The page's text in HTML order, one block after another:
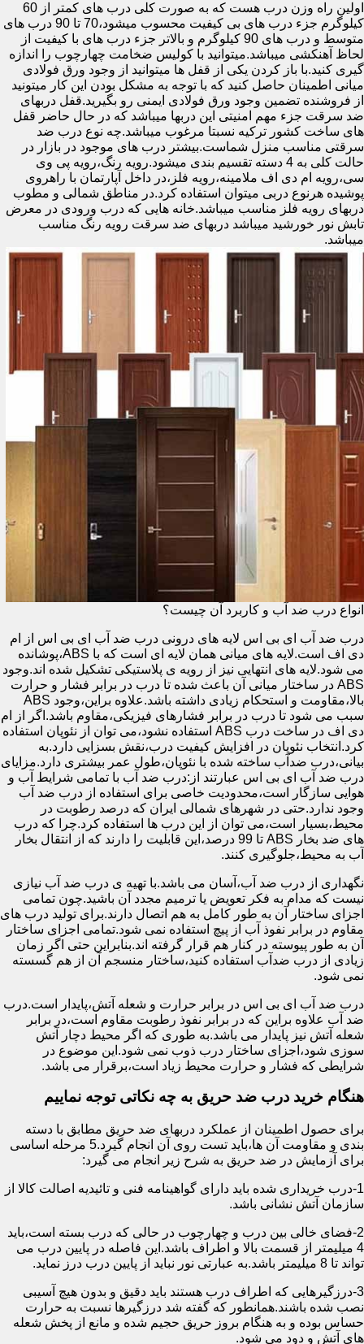
اولین راه وزن درب هست که به صورت کلی درب های کمتر از 60
کیلوگرم جزء درب های بی کیفیت محسوب میشود،70 تا 90 درب های
متوسط و درب های 90 کیلوگرم و بالاتر جزء درب های با کیفیت از
لحاظ آهنکشی میباشد.میتوانید با کولیس ضخامت چهارچوب را اندازه
گیری کنید.با باز کردن یکی از قفل ها میتوانید از وجود ورق فولادی
میانی اطمینان حاصل کنید که با توجه به مشکل بودن این کار میتونید
از فروشنده تضمین وجود ورق فولادی ایمنی رو بگیرید.قفل دربهای
ضد سرقت جزء مهم امنیتی این دربها میباشد که در حال حاضر قفل
های ساخت کشور ترکیه نسبتا مرغوب میباشد.چه نوع درب ضد
سرقتی مناسب منزل شماست.بیشتر درب های موجود در بازار در
حالت کلی به 4 دسته تقسیم بندی میشود.رویه رنگ،رویه پی وی
سی،رویه ام دی اف ملامینه،رویه فلز،در داخل آپارتمان با راهروی
پوشیده هرنوع دربی میتوان استفاده کرد.در مناطق شمالی و مطوب
دربهای رویه فلز مناسب میباشد.خانه هایی که درب ورودی در معرض
تابش نور خورشید میباشد دربهای ضد سرقت رویه رنگ مناسب
میباشد.
انواع درب ضد آب و کاربرد آن چیست؟
درب ضد آب ای بی اس لایه های درونی درب ضد آب ای بی اس از ام
دی اف است.لایه های میانی همان لایه ای است که با ABS،پوشانده
می شود.لایه های انتهایی نیز از رویه ی پلاستیکی تشکیل شده اند.وجود
ABS در ساختار میانی آن باعث شده تا درب در برابر فشار و حرارت
بالا،مقاومت و استحکام زیادی داشته باشد.علاوه براین،وجود ABS
سبب می شود تا درب در برابر فشارهای فیزیکی،مقاوم باشد.اگر از ام
دی اف در ساخت درب ABS استفاده نشود،می توان از نئوپان استفاده
کرد.انتخاب نئوپان در افزایش کیفیت درب،نقش بسزایی دارد.به
بیانی،درب ضدآب ساخته شده با نئوپان،طول عمر بیشتری دارد.مزایای
درب ضد آب ای بی اس عبارتند از:درب ضد آب با تمامی شرایط آب و
هوایی سازگار است،محدودیت خاصی برای استفاده از درب ضد آب
وجود ندارد.حتی در شهرهای شمالی ایران که درصد رطوبت در
محیط،بسیار است،می توان از این درب ها استفاده کرد.چرا که درب
های ضد بخار ABS تا 99 درصد،این قابلیت را دارند که از انتقال بخار
آب به محیط،جلوگیری کنند.
نگهداری از درب ضد آب،آسان می باشد.با تهیه ی درب ضد آب نیازی
نیست که مدام به فکر تعویض یا ترمیم مجدد آن باشید.چون تمامی
اجزای ساختار آن به طور کامل به هم اتصال دارند.برای تولید درب های
مقاوم در برابر نفوذ آب از پیچ استفاده نمی شود.تمامی اجزای ساختار
آن به طور پیوسته در کنار هم قرار گرفته اند.بنابراین حتی اگر زمان
زیادی از درب ضدآب استفاده کنید،ساختار منسجم آن از هم گسسته
نمی شود.
درب ضد آب ای بی اس در برابر حرارت و شعله آتش،پایدار است.درب
ضد آب علاوه براین که در برابر نفوذ رطوبت مقاوم است،در برابر
شعله آتش نیز پایدار می باشد.به طوری که اگر محیط دچار آتش
سوزی شود،اجزای ساختار درب ذوب نمی شود.این موضوع در
شرایطی که فشار و حرارت محیط زیاد است،برقرار می باشد.
هنگام خرید درب ضد حریق به چه نکاتی توجه نماییم
برای حصول اطمینان از عملکرد دربهای ضد حریق مطابق با دسته
بندی و مقاومت آن ها،باید تست روی آن انجام گیرد.5 مرحله اساسی
برای آزمایش در ضد حریق به شرح زیر انجام می گیرد:
1-درب خریداری شده باید دارای گواهینامه فنی و تائیدیه اصالت کالا از
سازمان آتش نشانی باشد.
2-فضای خالی بین درب و چهارچوب در حالی که درب بسته است،باید
4 میلیمتر از قسمت بالا و اطراف باشد.این فاصله در پایین درب می
تواند تا 8 میلیمتر باشد.به عبارتی نور نباید از پایین درب درز نماید.
3-درزگیرهایی که اطراف درب هستند باید دقیق و بدون هیچ آسیبی
نصب شده باشند.همانطور که گفته شد درزگیرها نسبت به حرارت
حساس بوده و به هنگام بروز حریق حجیم شده و مانع از پخش شعله
های آتش و دود می شود.